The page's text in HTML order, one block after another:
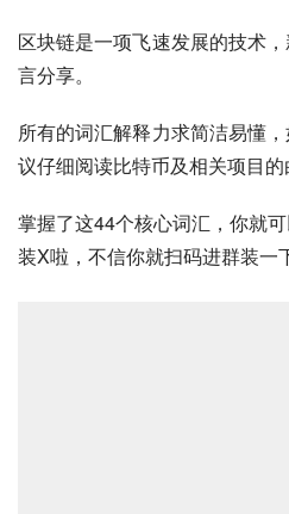
区块链是一项飞速发展的技术
言分享。
所有的词汇解释力求简洁易懂
议仔细阅读比特币及相关项目的
掌握了这44个核心词汇，你就
装X啦，不信你就扫码进群装一